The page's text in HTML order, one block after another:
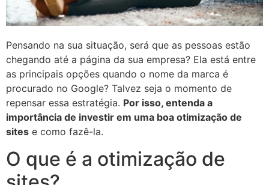
Pensando na sua situação, será que as pessoas estão
chegando até a página da sua empresa? Ela está entre
as principais opções quando o nome da marca é
procurado no Google? Talvez seja o momento de
repensar essa estratégia. Por isso, entenda a
importância de investir em uma boa otimização de
sites e como fazê-la.
O que é a otimização de